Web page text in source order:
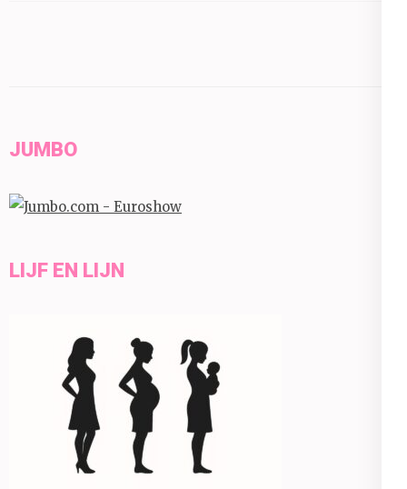
JUMBO
LIJF EN LIJN